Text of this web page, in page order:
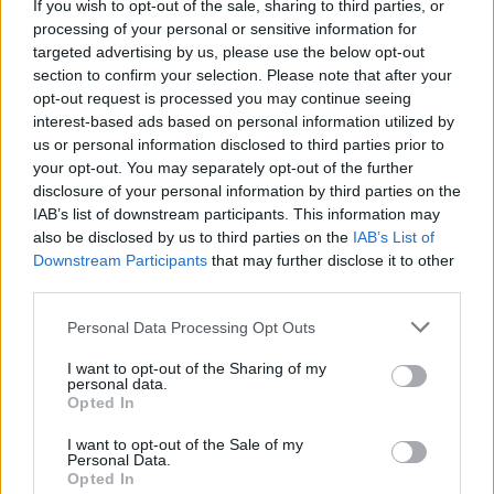
If you wish to opt-out of the sale, sharing to third parties, or
processing of your personal or sensitive information for
targeted advertising by us, please use the below opt-out
section to confirm your selection. Please note that after your
opt-out request is processed you may continue seeing
interest-based ads based on personal information utilized by
us or personal information disclosed to third parties prior to
your opt-out. You may separately opt-out of the further
disclosure of your personal information by third parties on the
IAB’s list of downstream participants. This information may
also be disclosed by us to third parties on the IAB’s List of
Downstream Participants that may further disclose it to other
Please note that this website/app uses one or more Google
not limited to your visit or usage behaviour. You may click to
grant or deny consent to Google and its third-party tags to
use your data for below specified purposes in below Google
consent section.
Personal Data Processing Opt Outs
I want to opt-out of the Sharing of my
personal data.
Opted In
I want to opt-out of the Sale of my
Personal Data.
Opted In
Hallgasd meg a Formula Podcast
legfrissebb adását!